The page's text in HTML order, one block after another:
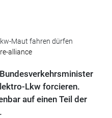
Maut fahren dürfen
alliance
Lkw forcieren.
auf einen Teil der